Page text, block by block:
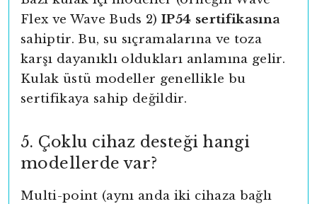
Flex ve Wave Buds 2)IP54 sertifikasına
sahiptir. Bu, su sıçramalarına ve toza
karşı dayanıklı oldukları anlamına gelir.
Kulak üstü modeller genellikle bu
sertifikaya sahip değildir.
5. Çoklu cihaz desteği hangi
modellerde var?
Multi-point (aynı anda iki cihaza bağlı